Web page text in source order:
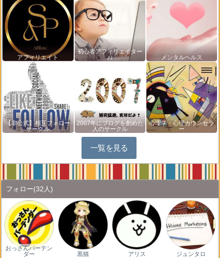
アフィリエイト
初心者アフィリエイター
♪♪
メンタルヘルス
【非公式】相互フォロー
サークル
2007年にブログを創めた
人のサークル
心理学・心理カウンセラ
ー
一覧を見る
フォロー(32人)
おっさんバーテン
ダー
黒猫 アリス ジュンタロ